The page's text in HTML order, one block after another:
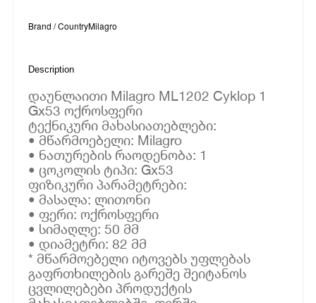
Brand / CountryMilagro
Description
დაუნლაითი Milagro ML1202 Cyklop 1
Gx53 ოქროსფერი
ტექნიკური მახასიათებლები:
• მწარმოებელი: Milagro
• ნათურების რაოდენობა: 1
• ცოკოლის ტიპი: Gx53
ფიზიკური პარამეტრები:
• მასალა: ლითონი
• ფერი: ოქროსფერი
• სიმაღლე: 50 მმ
• დიამეტრი: 82 მმ
* მწარმოებელი იტოვებს უფლებას
გაფრთხილების გარეშე შეიტანოს
ცვლილებები პროდუქტის